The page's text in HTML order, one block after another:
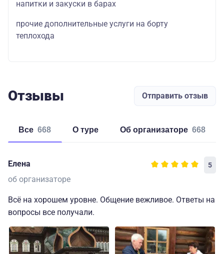
напитки и закуски в барах
прочие дополнительные услуги на борту
теплохода
Отзывы Отправить отзыв
Все 668 о туре об организаторе 668
Елена 5
об организаторе
Всё на хорошем уровне. Общение вежливое. Ответы на
вопросы все получали.